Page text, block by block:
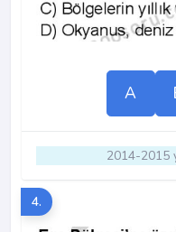
A
2014-2015
4.